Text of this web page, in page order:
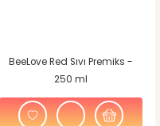
BeeLove Red Sıvı Premiks -
250 ml